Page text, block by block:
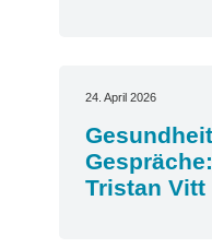
24. April 2026
Tristan Vitt